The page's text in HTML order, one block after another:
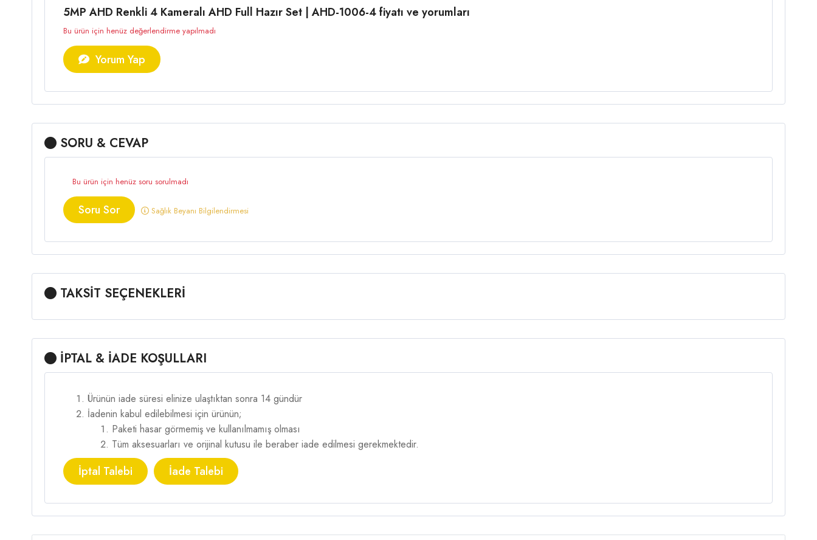
5MP AHD Renkli 4 Kameralı AHD Full Hazır Set | AHD-1006-4 fiyatı ve yorumları
Bu ürün için henüz değerlendirme yapılmadı
Yorum Yap
SORU & CEVAP
Bu ürün için henüz soru sorulmadı
Soru Sor Sağlık Beyanı Bilgilendirmesi
TAKSİT SEÇENEKLERİ
İPTAL & İADE KOŞULLARI
Ürünün iade süresi elinize ulaştıktan sonra 14 gündür
İadenin kabul edilebilmesi için ürünün;
Paketi hasar görmemiş ve kullanılmamış olması
Tüm aksesuarları ve orijinal kutusu ile beraber iade edilmesi gerekmektedir.
İptal Talebi İade Talebi